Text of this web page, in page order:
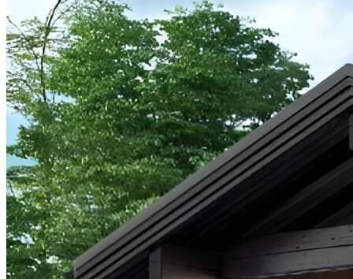
МЫ НА СВЯЗИ
Пишите нам
Онлайн · ответим за 5 минут